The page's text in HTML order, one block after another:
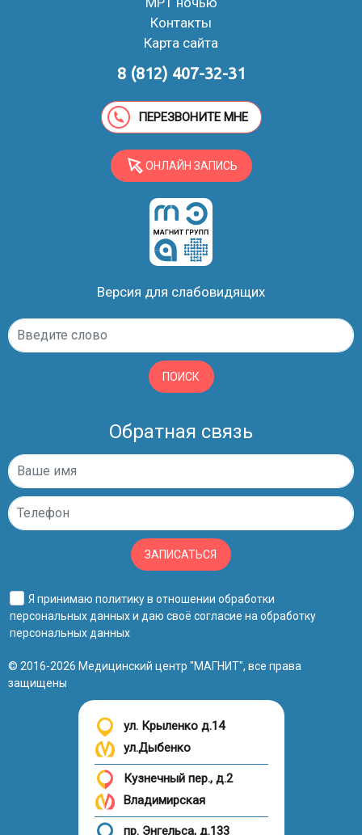
Контакты
Карта сайта
8 (812) 407-32-31
ПЕРЕЗВОНИТЕ МНЕ
ОНЛАЙН ЗАПИСЬ
Версия для слабовидящих
ПОИСК
Обратная связь
ЗАПИСАТЬСЯ
Я принимаю политику в отношении обработки
персональных данныхи даю своё согласие на обработку
персональных данных
© 2016-2026 Медицинский центр "МАГНИТ", все права
защищены
ул. Крыленко д.14
ул.Дыбенко
Кузнечный пер., д.2
Владимирская
пр. Энгельса, д.133